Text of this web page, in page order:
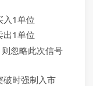
入1单位
出1单位
忽略此次信号
破时强制入市